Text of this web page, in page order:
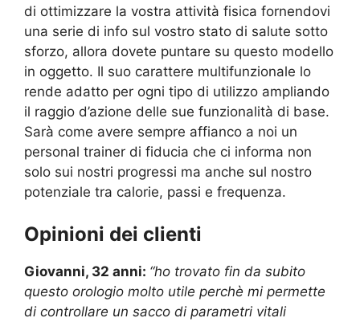
di ottimizzare la vostra attività fisica fornendovi
una serie di info sul vostro stato di salute sotto
sforzo, allora dovete puntare su questo modello
in oggetto. Il suo carattere multifunzionale lo
rende adatto per ogni tipo di utilizzo ampliando
il raggio d’azione delle sue funzionalità di base.
Sarà come avere sempre affianco a noi un
personal trainer di fiducia che ci informa non
solo sui nostri progressi ma anche sul nostro
potenziale tra calorie, passi e frequenza.
Opinioni dei clienti
Giovanni, 32 anni: “ho trovato fin da subito
questo orologio molto utile perchè mi permette
di controllare un sacco di parametri vitali